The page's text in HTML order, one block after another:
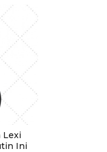
Lexi
Ini